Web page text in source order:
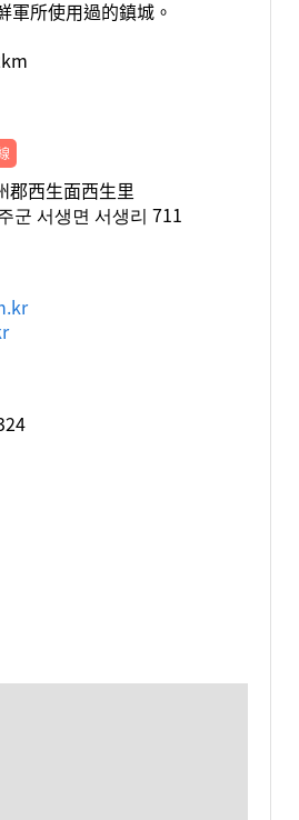
軍所使用過的鎮城。
郡西生面西生里
군 서생면 서생리 711